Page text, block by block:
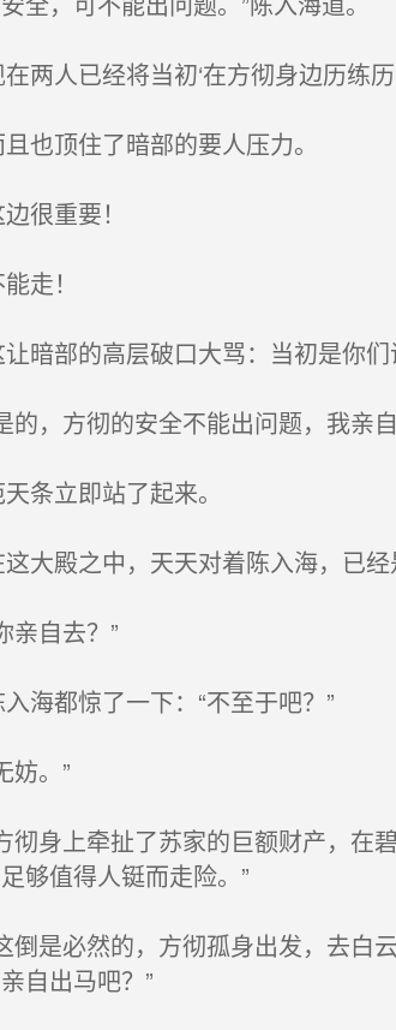
两人已经将当初‘在方彻身边历练历
也顶住了暗部的要人压力。
很重要！
走！
暗部的高层破口大骂：当初是你们
的，方彻的安全不能出问题，我亲
条立即站了起来。
大殿之中，天天对着陈入海，已经
亲自去？”
海都惊了一下：“不至于吧？”
妨。”
彻身上牵扯了苏家的巨额财产，在
够值得人铤而走险。”
倒是必然的，方彻孤身出发，去白
自出马吧？”